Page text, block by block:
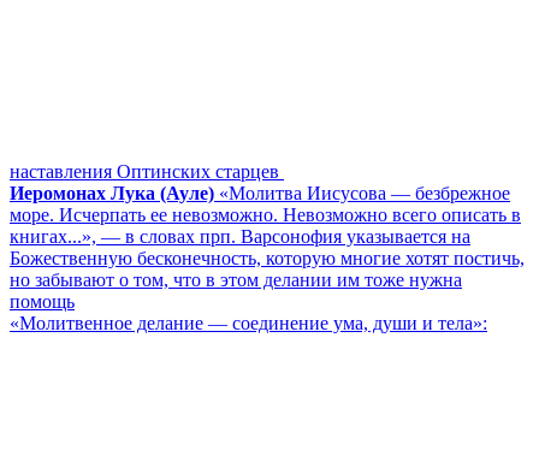
наставления Оптинских старцев
Иеромонах Лука (Ауле) «Молитва Иисусова ― безбрежное
море. Исчерпать ее невозможно. Невозможно всего описать в
книгах...», ― в словах прп. Варсонофия указывается на
Божественную бесконечность, которую многие хотят постичь,
но забывают о том, что в этом делании им тоже нужна
помощь
«Молитвенное делание ― соединение ума, души и тела»: